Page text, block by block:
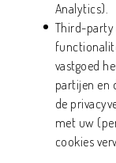
Analytics).
Third-party
vastgoed
partijen en
de
met uw
cookies